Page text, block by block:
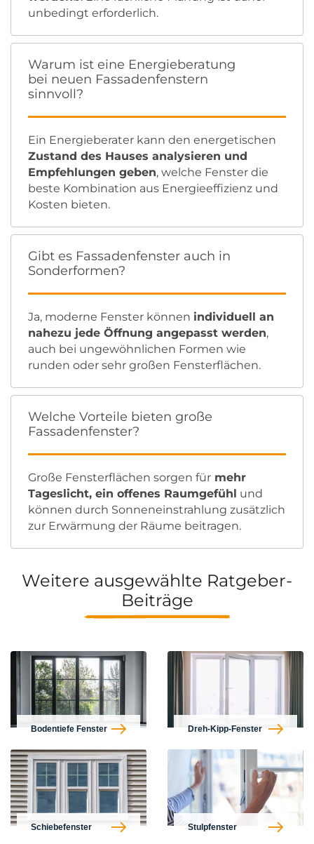
unbedingt erforderlich.
Warum ist eine Energieberatung
bei neuen Fassadenfenstern
sinnvoll?
Ein Energieberater kann den energetischen
Zustand des Hauses analysieren und
Empfehlungen geben, welche Fenster die
beste Kombination aus Energieeffizienz und
Kosten bieten.
Gibt es Fassadenfenster auch in
Sonderformen?
Ja, moderne Fenster können individuell an
nahezu jede Öffnung angepasst werden,
auch bei ungewöhnlichen Formen wie
runden oder sehr großen Fensterflächen.
Welche Vorteile bieten große
Fassadenfenster?
Große Fensterflächen sorgen für mehr
Tageslicht, ein offenes Raumgefühl und
können durch Sonneneinstrahlung zusätzlich
zur Erwärmung der Räume beitragen.
Weitere ausgewählte Ratgeber-
Beiträge
Bodentiefe Fenster Dreh-Kipp-Fenster
Schiebefenster Stulpfenster